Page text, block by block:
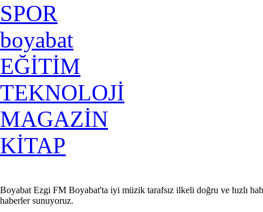
SPOR
boyabat
EĞİTİM
TEKNOLOJİ
MAGAZİN
KİTAP
Boyabat Ezgi FM Boyabat'ta iyi müzik tarafsız ilkeli doğru ve hızlı
haberler sunuyoruz.